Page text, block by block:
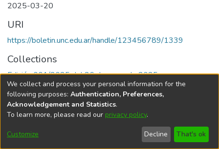
2025-03-20
URI
https://boletin.unc.edu.ar/handle/123456789/1339
Collections
Edición 001/2025 del 26 de mayo de 2025
Universidad Nacional de Córdoba
We collect and process your personal information for the
following purposes: Authentication, Preferences,
Acknowledgement and Statistics.
To learn more, please read our privacy policy.
Customize Decline That's ok